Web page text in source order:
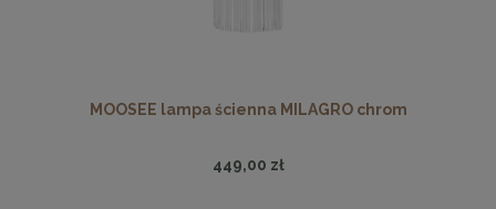
MOOSEE lampa ścienna MILAGRO chrom
449,00 zł